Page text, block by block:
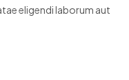
eligendi laborum aut